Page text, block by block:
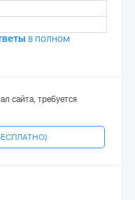
в полном
сайта, требуется